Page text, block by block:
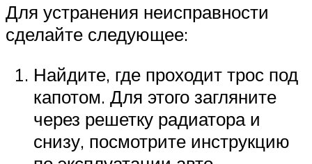
Для устранения неисправности
сделайте следующее:
Найдите, где проходит трос под
капотом. Для этого загляните
через решетку радиатора и
снизу, посмотрите инструкцию